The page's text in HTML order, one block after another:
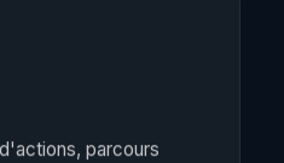
parcours